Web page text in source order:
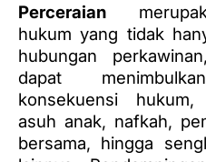
Perceraian
hukum yang tidak
hubungan
dapat
konsekuensi
asuh anak, nafkah,
bersama, hingga